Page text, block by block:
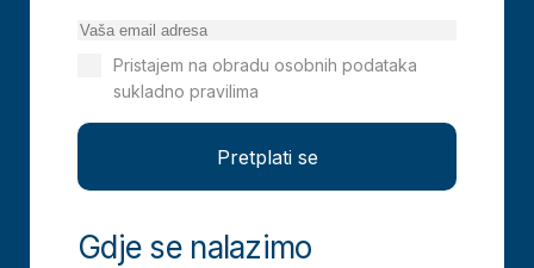
Pretplati se
Pristajem na obradu osobnih podataka
sukladno pravilima
Gdje se nalazimo